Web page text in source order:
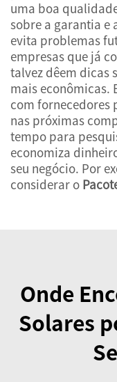
uma boa
sobre a garantia e
evita problemas
empresas que já
talvez dêem dicas
mais econômicas.
com fornecedores
nas próximas
tempo para
economiza
seu negócio. Por
considerar o
Onde
Solares